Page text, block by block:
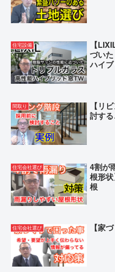
住宅設備
【
づい
ハイブ
間取り
【リ
討す
住宅会社選び
4割が
根形
根
住宅会社選び 【家